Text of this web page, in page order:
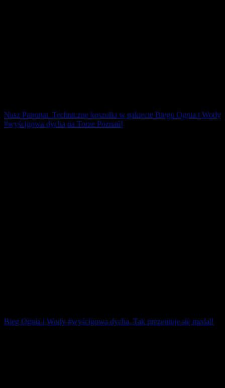
Nasz Patronat. Techniczne koszulki w pakiecie Biegu Ognia i Wody
#wyścigowa dycha na Torze Poznań!
Bieg Ognia i Wody #wyścigowa dycha. Tak prezentuje się medal!